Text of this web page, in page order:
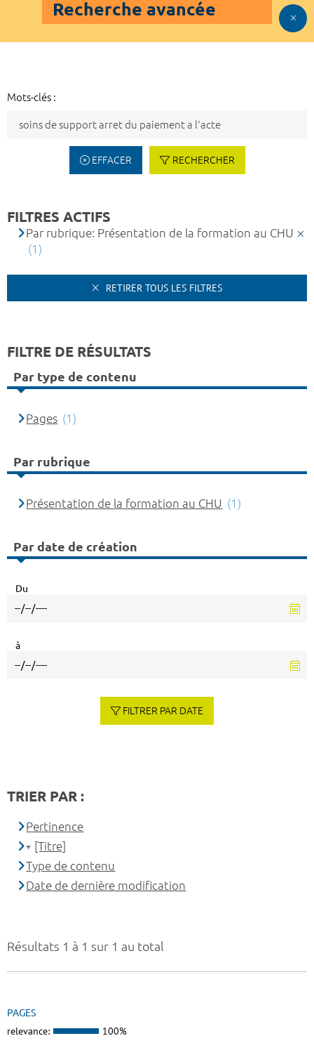
Recherche avancée
Mots-clés :
EFFACER RECHERCHER
Résultats 1 à 1 sur 1 au total
PAGES
relevance: 100%
FILTRES ACTIFS
Par rubrique: Présentation de la formation au CHU
(1)
RETIRER TOUS LES FILTRES
FILTRE DE RÉSULTATS
Par type de contenu
Pages (1)
Par rubrique
Présentation de la formation au CHU (1)
Par date de création
Du
à
FILTRER PAR DATE
TRIER PAR :
Pertinence
[Titre]
Type de contenu
Date de dernière modification